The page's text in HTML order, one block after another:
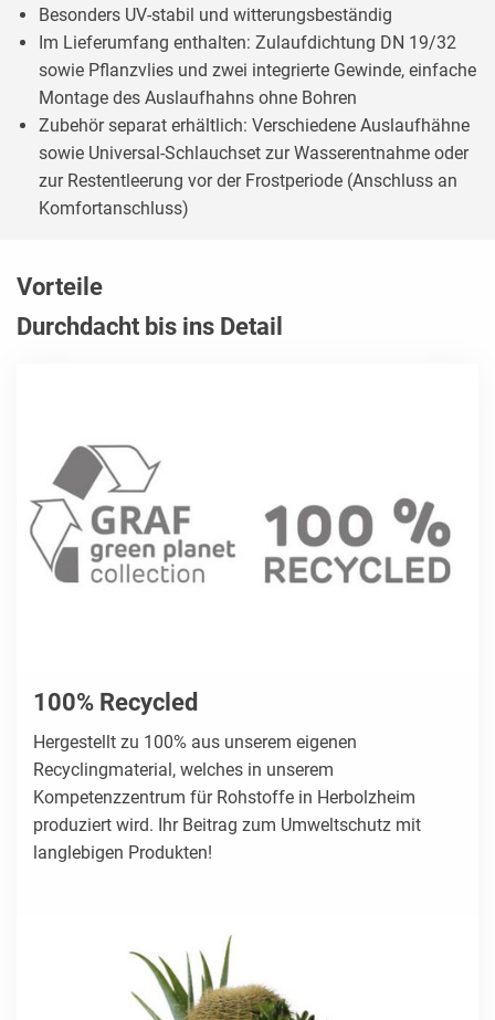
Besonders UV-stabil und witterungsbeständig
Im Lieferumfang enthalten: Zulaufdichtung DN 19/32
sowie Pflanzvlies und zwei integrierte Gewinde, einfache
Montage des Auslaufhahns ohne Bohren
Zubehör separat erhältlich: Verschiedene Auslaufhähne
sowie Universal-Schlauchset zur Wasserentnahme oder
zur Restentleerung vor der Frostperiode (Anschluss an
Komfortanschluss)
Vorteile
Durchdacht bis ins Detail
100% Recycled
Hergestellt zu 100% aus unserem eigenen
Recyclingmaterial, welches in unserem
Kompetenzzentrum für Rohstoffe in Herbolzheim
produziert wird. Ihr Beitrag zum Umweltschutz mit
langlebigen Produkten!